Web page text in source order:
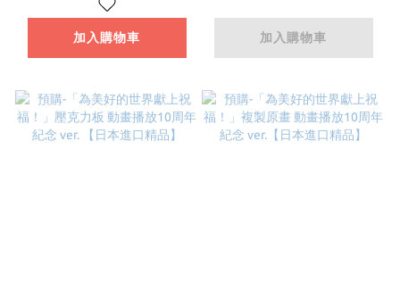
精品】
加入購物車
精品】
加入購物車